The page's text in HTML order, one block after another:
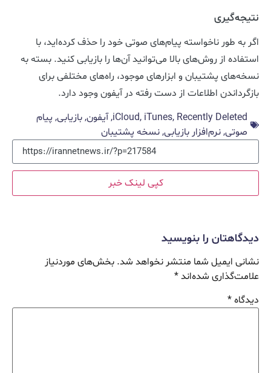
نتیجه‌گیری
اگر به طور ناخواسته پیام‌های صوتی خود را حذف کرده‌اید، با
استفاده از روش‌های بالا می‌توانید آن‌ها را بازیابی کنید. بسته به
نسخه‌های پشتیبان و ابزارهای موجود، راه‌های مختلفی برای
بازگرداندن اطلاعات از دست رفته در آیفون وجود دارد.
iCloud,iTunes,Recently Deleted
,آیفون,بازیابی,پیام
صوتی,نرم‌افزار بازیابی,نسخه پشتیبان
کپی لینک خبر
دیدگاهتان را بنویسید
نشانی ایمیل شما منتشر نخواهد شد.بخش‌های موردنیاز
علامت‌گذاری شده‌اند*
دیدگاه*